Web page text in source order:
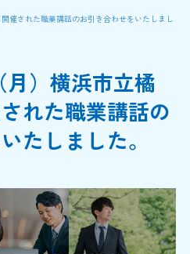
催された職業講話のお引き合わせをいたしまし
月）横浜市立橘
れた職業講話の
たしました。